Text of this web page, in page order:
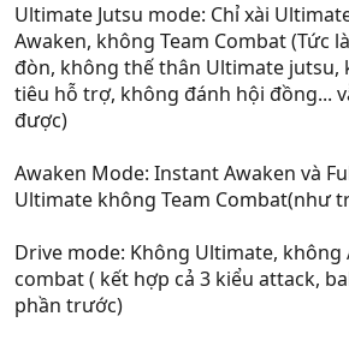
Ultimate Jutsu mode: Chỉ xài
Awaken, không Team Combat (Tức
đòn, không thế thân Ultimate jutsu,
tiêu hỗ trợ, không đánh hội đồng...
được)
Awaken Mode: Instant Awaken và
Ultimate không Team Combat(như
Drive mode: Không Ultimate, không
combat ( kết hợp cả 3 kiểu attack,
phần trước)